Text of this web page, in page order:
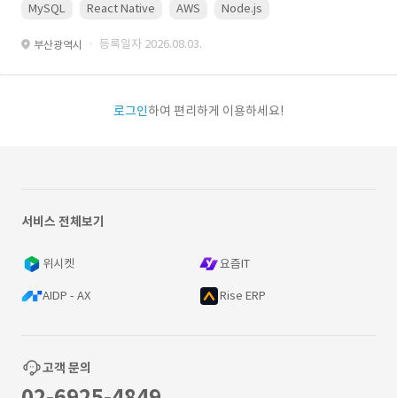
MySQL React Native AWS Node.js
부산광역시 · 등록일자 2026.08.03.
로그인하여 편리하게 이용하세요!
서비스 전체보기
위시켓 요즘IT
AIDP - AX Rise ERP
고객 문의